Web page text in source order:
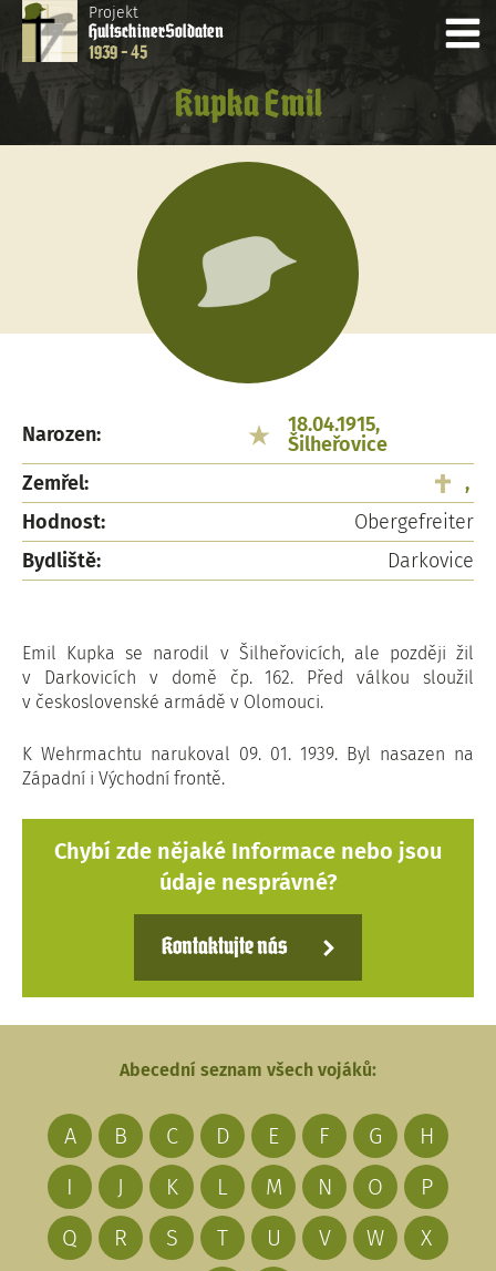
Projekt
HultschinerSoldaten
1939 - 45
Kupka Emil
Narozen:
18.04.1915,
Šilheřovice
Zemřel:
,
Hodnost:
Obergefreiter
Bydliště:
Darkovice
Emil Kupka se narodil v Šilheřovicích, ale později žil
v Darkovicích v domě čp. 162. Před válkou sloužil
v československé armádě v Olomouci.
K Wehrmachtu narukoval 09. 01. 1939. Byl nasazen na
Západní i Východní frontě.
Chybí zde nějaké Informace nebo jsou
údaje nesprávné?
Kontaktujte nás
Abecední seznam všech vojáků:
A B C D E F G
H
I
J K L M N O
P
Q
R S T U V W
X